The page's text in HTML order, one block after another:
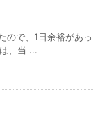
ので、1日余裕があっ
、当 ...